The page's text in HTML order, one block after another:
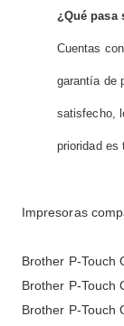
¿Qué pasa
Cuentas
garantía de
satisfecho,
prioridad es
Impresoras
Brother P-Touch
Brother P-Touch
Brother P-Touch